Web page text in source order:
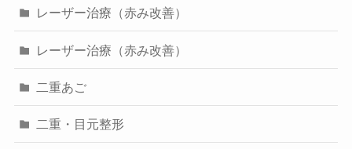
レーザー治療（赤み改善）
レーザー治療（赤み改善）
二重あご
二重・目元整形